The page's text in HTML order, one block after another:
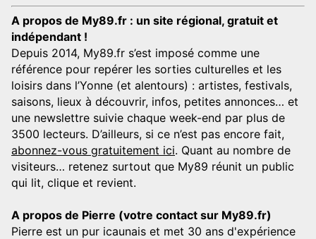
A propos de My89.fr : un site régional, gratuit et
indépendant !
Depuis 2014, My89.fr s’est imposé comme une
référence pour repérer les sorties culturelles et les
loisirs dans l’Yonne (et alentours) : artistes, festivals,
saisons, lieux à découvrir, infos, petites annonces… et
une newslettre suivie chaque week-end par plus de
3500 lecteurs. D’ailleurs, si ce n’est pas encore fait,
abonnez-vous gratuitement ici. Quant au nombre de
visiteurs… retenez surtout que My89 réunit un public
qui lit, clique et revient.
A propos de Pierre (votre contact sur My89.fr)
Pierre est un pur icaunais et met 30 ans d'expérience